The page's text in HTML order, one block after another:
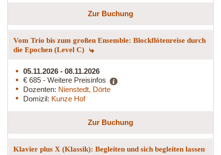
Zur Buchung
Vom Trio bis zum großen Ensemble: Blockflötenreise durch
die Epochen (Level C)
05.11.2026 - 08.11.2026
€ 685 - Weitere Preisinfos
Dozenten: Nienstedt, Dörte
Domizil: Kunze Hof
Zur Buchung
Klavier plus X (Klassik): Begleiten und sich begleiten lassen